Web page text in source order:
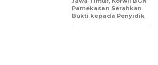
Pamekasan Serahkan
Bukti kepada Penyidik